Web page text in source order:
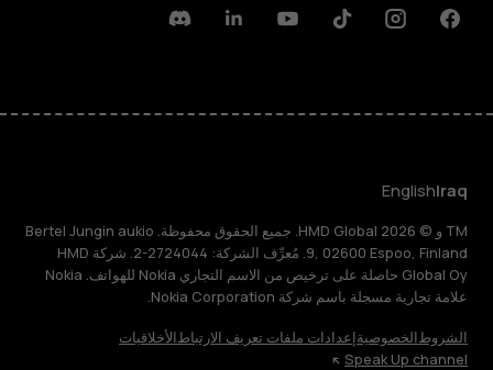
Facebook
Instagram
Tiktok
Youtube
Linkedin
Discord
Iraq
English
TM و © 2026 HMD Global. جميع الحقوق محفوظة. Bertel Jungin aukio
9, 02600 Espoo, Finland. مُعرِّف الشركة: 2724044-2. شركة HMD
Global Oy حاصلة على ترخيص من الاسم التجاري Nokia للهواتف. Nokia
علامة تجارية مسجلة باسم شركة Nokia Corporation.
الشروطالخصوصيةإعدادات ملفات تعريف الارتباطالأخلاقيات
Speak Up channel